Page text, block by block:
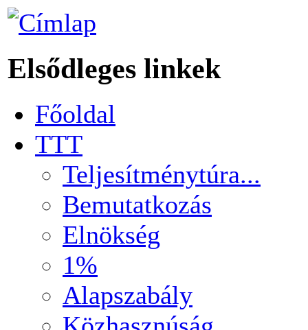
Elsődleges linkek
Főoldal
TTT
Teljesítménytúra...
Bemutatkozás
Elnökség
1%
Alapszabály